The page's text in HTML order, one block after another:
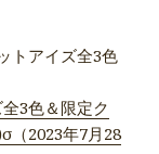
トアイズ全3色
3色＆限定ク
（2023年7月28